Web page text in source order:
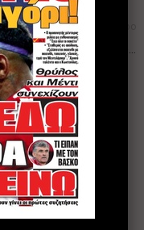
Επόμενο άρθρο
Οικογένεια παντού…